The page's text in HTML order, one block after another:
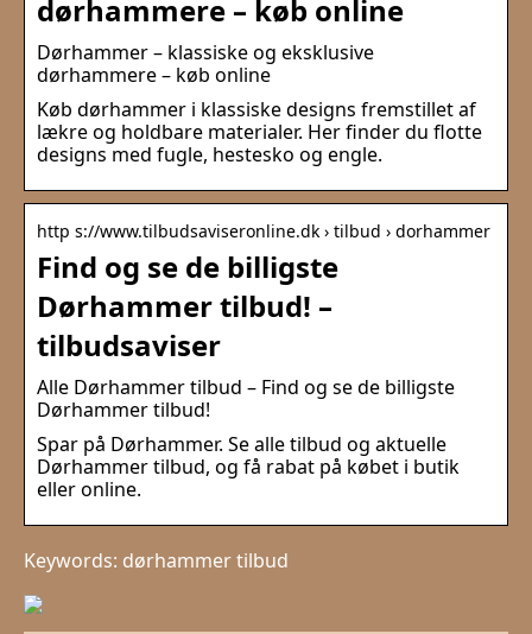
dørhammere – køb online
Dørhammer – klassiske og eksklusive
dørhammere – køb online
Køb dørhammer i klassiske designs fremstillet af
lækre og holdbare materialer. Her finder du flotte
designs med fugle, hestesko og engle.
http s://www.tilbudsaviseronline.dk › tilbud › dorhammer
Find og se de billigste
Dørhammer tilbud! –
tilbudsaviser
Alle Dørhammer tilbud – Find og se de billigste
Dørhammer tilbud!
Spar på Dørhammer. Se alle tilbud og aktuelle
Dørhammer tilbud, og få rabat på købet i butik
eller online.
Keywords: dørhammer tilbud